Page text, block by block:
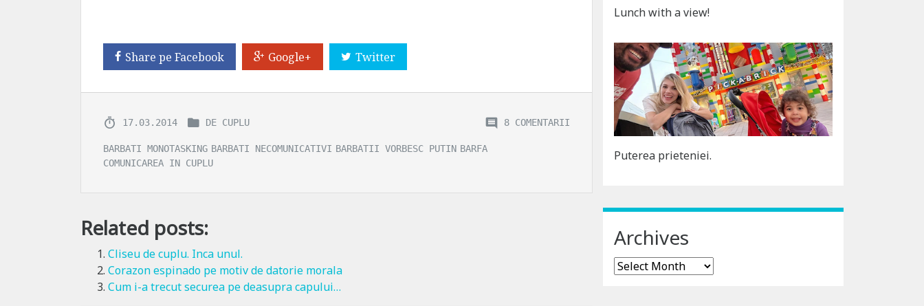
Share pe Facebook Google+ Twitter
17.03.2014 DE CUPLU 8 COMENTARII
BARBATI MONOTASKING BARBATI NECOMUNICATIVI BARBATII VORBESC PUTIN BARFA
COMUNICAREA IN CUPLU
Related posts:
Cliseu de cuplu. Inca unul.
Corazon espinado pe motiv de datorie morala
Cum i-a trecut securea pe deasupra capului…
Lunch with a view!
Puterea prieteniei.
Archives
Archives